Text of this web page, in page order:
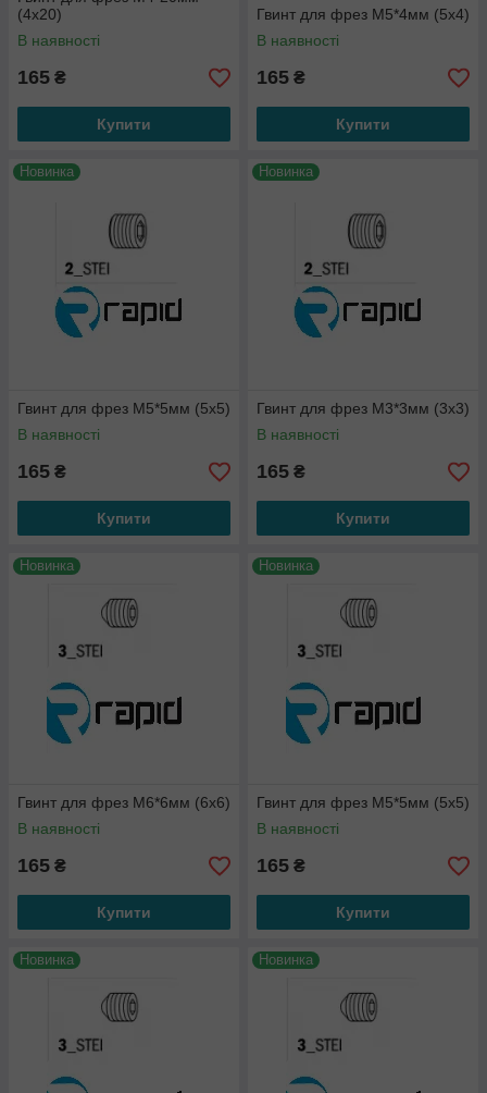
(4х20)
В наявності
165 ₴
Купити
Гвинт для фрез М5*4мм (5х4)
В наявності
165 ₴
Купити
Новинка
Гвинт для фрез М5*5мм (5х5)
В наявності
165 ₴
Купити
Новинка
Гвинт для фрез М3*3мм (3х3)
В наявності
165 ₴
Купити
Новинка
Гвинт для фрез М6*6мм (6х6)
В наявності
165 ₴
Купити
Новинка
Гвинт для фрез М5*5мм (5х5)
В наявності
165 ₴
Купити
Новинка Новинка